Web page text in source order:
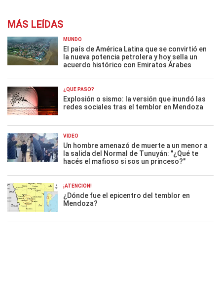
MÁS LEÍDAS
MUNDO
El país de América Latina que se convirtió en
la nueva potencia petrolera y hoy sella un
acuerdo histórico con Emiratos Árabes
¿QUÉ PASÓ?
Explosión o sismo: la versión que inundó las
redes sociales tras el temblor en Mendoza
VIDEO
Un hombre amenazó de muerte a un menor a
la salida del Normal de Tunuyán: "¿Qué te
hacés el mafioso si sos un princeso?"
¡ATENCIÓN!
¿Dónde fue el epicentro del temblor en
Mendoza?